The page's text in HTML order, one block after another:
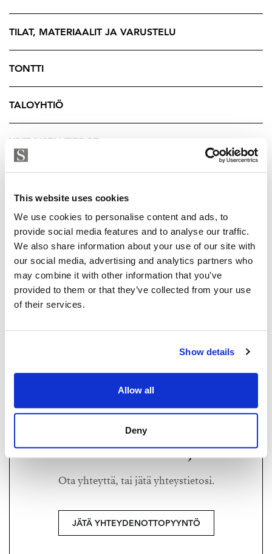
This website uses cookies
We use cookies to personalise content and ads, to
provide social media features and to analyse our traffic.
We also share information about your use of our site with
our social media, advertising and analytics partners who
may combine it with other information that you’ve
provided to them or that they’ve collected from your use
of their services.
Show details
Allow all
Deny
Ylempi kiinteistönvälittäjä YKV, LKV, MJD
Maarit Ritari LKV | 3021022-8
Haluatko lisätietoja?
Ota yhteyttä, tai jätä yhteystietosi.
JÄTÄ YHTEYDENOTTOPYYNTÖ
arjesta sujuvaa ja inspiroivaa. Tässä kodissa et
ainoastaan asu – olet osa kaupungin sykettä.
sijaintia ja helppoa kaupunkiasumista.
TILAT, MATERIAALIT JA VARUSTELU
TONTTI
TALOYHTIÖ
YRITYKSEN TIEDOT